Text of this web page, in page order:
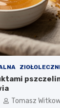
Tomasz